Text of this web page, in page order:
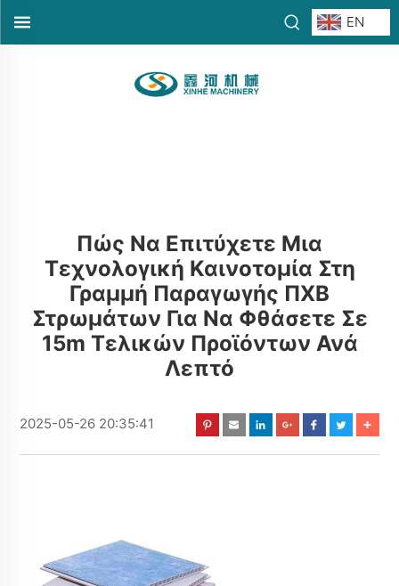
EN
Πώς Να Επιτύχετε Μια
Τεχνολογική Καινοτομία Στη
Γραμμή Παραγωγής ΠΧΒ
Στρωμάτων Για Να Φθάσετε Σε
15m Τελικών Προϊόντων Ανά
Λεπτό
2025-05-26 20:35:41